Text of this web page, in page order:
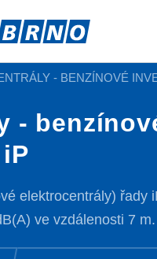
- BENZÍNOVÉ
-
elektrocentrály) řady
ve vzdálenosti 7 m.